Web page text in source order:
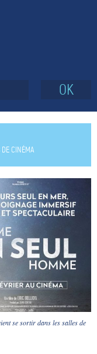
OK
DE CINÉMA
se sortir dans les salles de